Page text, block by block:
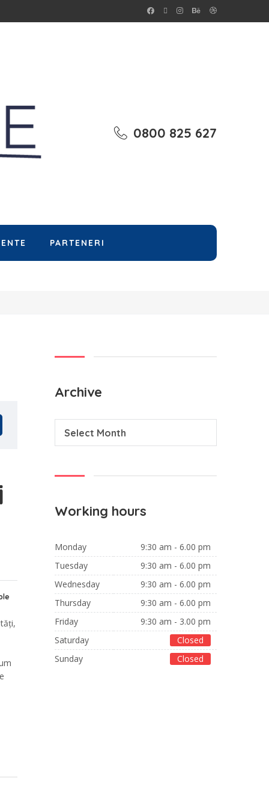
0800 825 627
PARTENERI
Archive
Select Month
Working hours
Monday
9:30 am - 6.00 pm
Tuesday
9:30 am - 6.00 pm
Wednesday
9:30 am - 6.00 pm
Thursday
9:30 am - 6.00 pm
Friday
9:30 am - 3.00 pm
Saturday
Closed
Sunday
Closed